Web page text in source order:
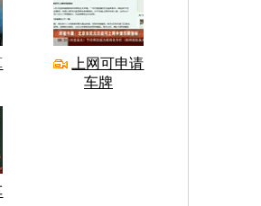
上网可申请
车牌